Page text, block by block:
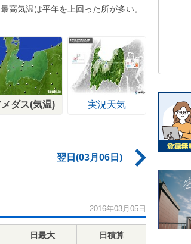
高気温は平年を上回った所が多い。
ダス(気温) 実況天気
翌日(03月06日)
2016年03月05日
日最大
日積算